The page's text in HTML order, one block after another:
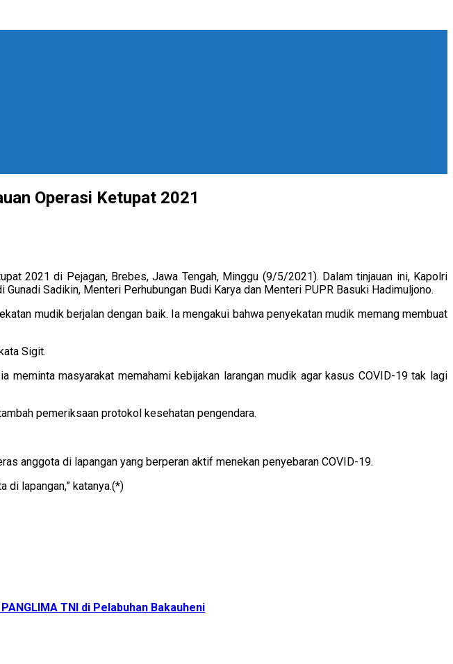
Operasi Ketupat 2021
2021 di Pejagan, Brebes, Jawa Tengah, Minggu (9/5/2021). Dalam tinjauan ini, Kapolri
Sadikin, Menteri Perhubungan Budi Karya dan Menteri PUPR Basuki Hadimuljono.
mudik berjalan dengan baik. Ia mengakui bahwa penyekatan mudik memang membuat
Sigit.
meminta masyarakat memahami kebijakan larangan mudik agar kasus COVID-19 tak lagi
pemeriksaan protokol kesehatan pengendara.
anggota di lapangan yang berperan aktif menekan penyebaran COVID-19.
di lapangan,” katanya.(*)
TNI di Pelabuhan Bakauheni